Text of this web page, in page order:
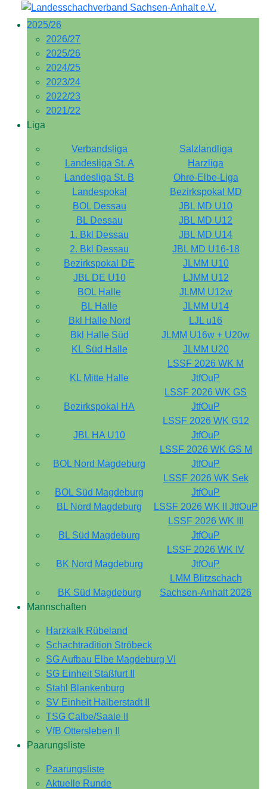
2025/26
2026/27
2025/26
2024/25
2023/24
2022/23
2021/22
Liga
Verbandsliga
Salzlandliga
Landesliga St. A
Harzliga
Landesliga St. B
Ohre-Elbe-Liga
Landespokal
Bezirkspokal MD
BOL Dessau
JBL MD U10
BL Dessau
JBL MD U12
1. Bkl Dessau
JBL MD U14
2. Bkl Dessau
JBL MD U16-18
Bezirkspokal DE
JLMM U10
JBL DE U10
LJMM U12
BOL Halle
JLMM U12w
BL Halle
JLMM U14
Bkl Halle Nord
LJL u16
Bkl Halle Süd
JLMM U16w + U20w
KL Süd Halle
JLMM U20
KL Mitte Halle
LSSF 2026 WK M
JtfOuP
Bezirkspokal HA
LSSF 2026 WK GS
JtfOuP
JBL HA U10
LSSF 2026 WK G12
JtfOuP
BOL Nord Magdeburg
LSSF 2026 WK GS M
JtfOuP
BOL Süd Magdeburg
LSSF 2026 WK Sek
JtfOuP
BL Nord Magdeburg
LSSF 2026 WK II JtfOuP
BL Süd Magdeburg
LSSF 2026 WK III
JtfOuP
BK Nord Magdeburg
LSSF 2026 WK IV
JtfOuP
BK Süd Magdeburg
LMM Blitzschach
Sachsen-Anhalt 2026
Mannschaften
Harzkalk Rübeland
Schachtradition Ströbeck
SG Aufbau Elbe Magdeburg VI
SG Einheit Staßfurt II
Stahl Blankenburg
SV Einheit Halberstadt II
TSG Calbe/Saale II
VfB Ottersleben II
Paarungsliste
Paarungsliste
Aktuelle Runde